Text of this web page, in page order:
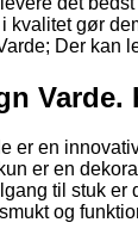
kvalitet gør
Der kan
er en
er en
til stuk er
og